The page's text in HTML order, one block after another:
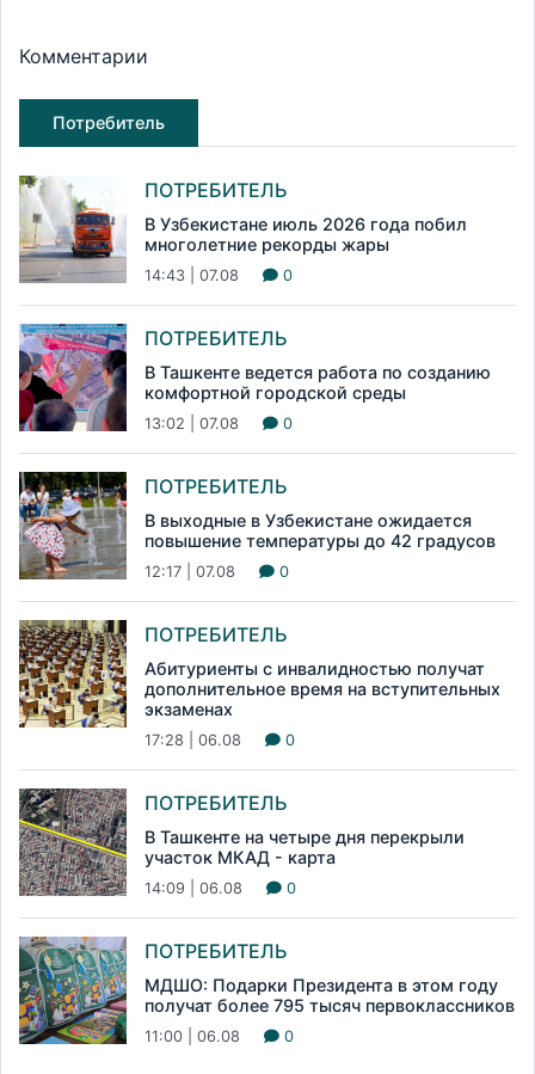
Комментарии
Потребитель
ПОТРЕБИТЕЛЬ
В Узбекистане июль 2026 года побил
многолетние рекорды жары
14:43 | 07.08 0
ПОТРЕБИТЕЛЬ
В Ташкенте ведется работа по созданию
комфортной городской среды
13:02 | 07.08 0
ПОТРЕБИТЕЛЬ
В выходные в Узбекистане ожидается
повышение температуры до 42 градусов
12:17 | 07.08 0
ПОТРЕБИТЕЛЬ
Абитуриенты с инвалидностью получат
дополнительное время на вступительных
экзаменах
17:28 | 06.08 0
ПОТРЕБИТЕЛЬ
В Ташкенте на четыре дня перекрыли
участок МКАД - карта
14:09 | 06.08 0
ПОТРЕБИТЕЛЬ
МДШО: Подарки Президента в этом году
получат более 795 тысяч первоклассников
11:00 | 06.08 0